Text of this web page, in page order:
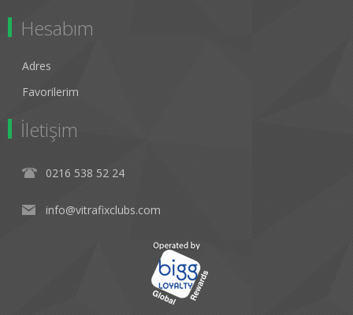
Hesabım
Adres
Favorilerim
İletişim
0216 538 52 24
info@vitrafixclubs.com